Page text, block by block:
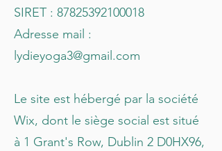
SIRET : 87825392100018
Adresse mail :
lydieyoga3@gmail.com
Le site est hébergé par la société
Wix, dont le siège social est situé
à 1 Grant's Row, Dublin 2 D0HX96,